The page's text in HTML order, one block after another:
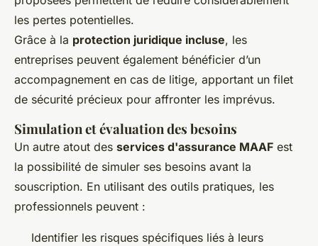
les pertes potentielles.
Grâce à la protection juridique incluse, les
entreprises peuvent également bénéficier d’un
accompagnement en cas de litige, apportant un filet
de sécurité précieux pour affronter les imprévus.
Simulation et évaluation des besoins
Un autre atout des services d'assurance MAAF est
la possibilité de simuler ses besoins avant la
souscription. En utilisant des outils pratiques, les
professionnels peuvent :
Identifier les risques spécifiques liés à leurs